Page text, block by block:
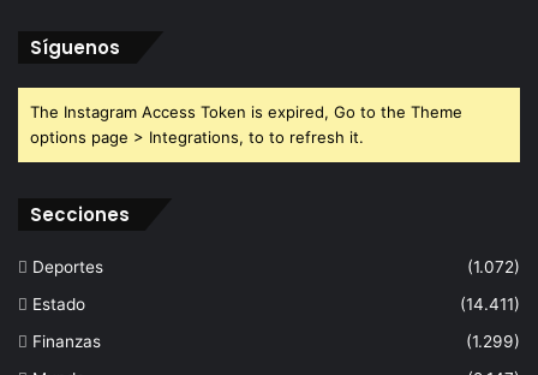
Síguenos
The Instagram Access Token is expired, Go to the Theme
options page > Integrations, to to refresh it.
Secciones
Deportes
(1.072)
Estado
(14.411)
Finanzas
(1.299)